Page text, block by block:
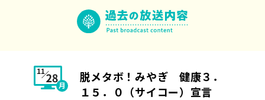
脱メタボ！みやぎ 健康３．
１５．０（サイコー）宣言